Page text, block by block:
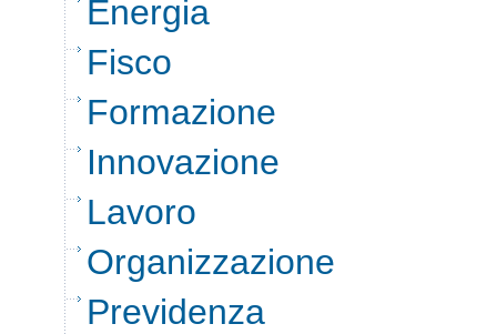
Energia
Fisco
Formazione
Innovazione
Lavoro
Organizzazione
Previdenza